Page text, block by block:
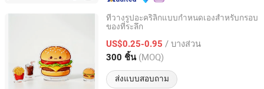
ที่วางรูปอะคริลิกแบบกำหนดเองสำหรับกรอบ
ของที่ระลึก
US$0.25-0.95 / บางส่วน
300 ชิ้น (MOQ)
ส่งแบบสอบถาม
Wenzhou Ellaer Crafts Co., Ltd.
Zhejiang, China อัตราจาก 2026